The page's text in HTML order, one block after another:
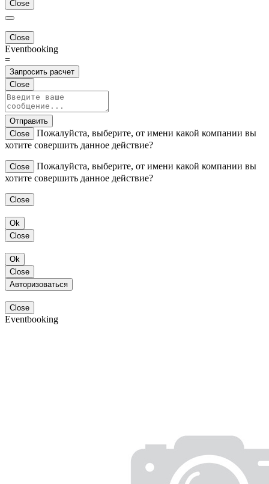
Close
Close
Eventbooking
=
Запросить расчет
Close
Отправить
Close
Пожалуйста, выберите, от имени какой компании вы
хотите совершить данное действие?
Close
Пожалуйста, выберите, от имени какой компании вы
хотите совершить данное действие?
Close
Ok
Close
Ok
Close
Авторизоваться
Close
Eventbooking